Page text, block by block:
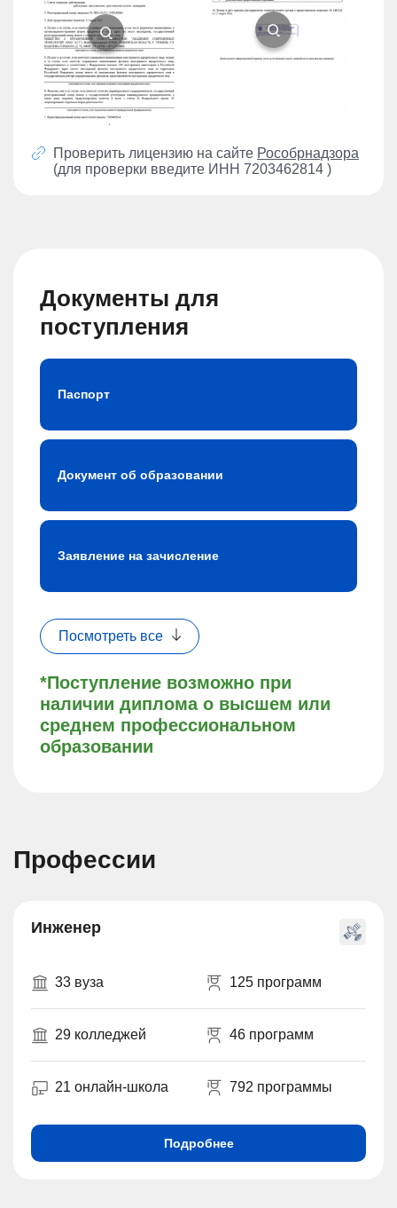
Проверить лицензию на сайте Рособрнадзора
(для проверки введите ИНН 7203462814 )
Документы для
поступления
*Поступление возможно при
наличии диплома о высшем или
среднем профессиональном
образовании
Паспорт
Документ об образовании
Заявление на зачисление
Посмотреть все
Профессии
Инженер
33 вуза 125 программ
29 колледжей 46 программ
21 онлайн-школа 792 программы
Подробнее